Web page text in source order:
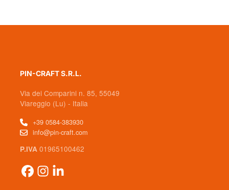
PIN-CRAFT S.R.L.
Via dei Comparini n. 85, 55049
Viareggio (Lu) - Italia
+39 0584-383930
info@pin-craft.com
P.IVA 01965100462